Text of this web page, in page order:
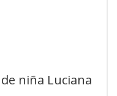
niña Luciana